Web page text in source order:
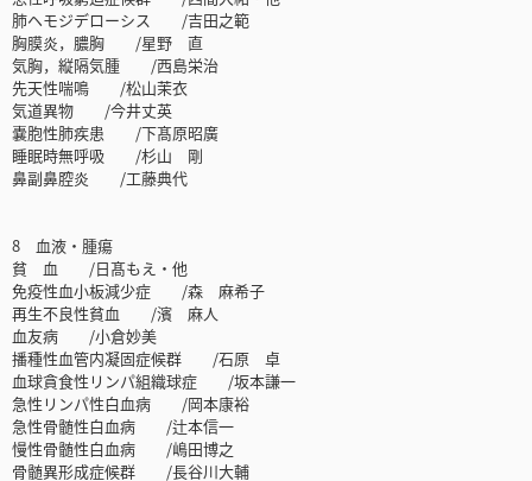
肺ヘモジデローシス /吉田之範
胸膜炎，膿胸 /星野 直
気胸，縦隔気腫 /西島栄治
先天性喘鳴 /松山茉衣
気道異物 /今井丈英
嚢胞性肺疾患 /下髙原昭廣
睡眠時無呼吸 /杉山 剛
鼻副鼻腔炎 /工藤典代
8 血液・腫瘍
貧 血 /日髙もえ・他
免疫性血小板減少症 /森 麻希子
再生不良性貧血 /濱 麻人
血友病 /小倉妙美
播種性血管内凝固症候群 /石原 卓
血球貪食性リンパ組織球症 /坂本謙一
急性リンパ性白血病 /岡本康裕
急性骨髄性白血病 /辻本信一
慢性骨髄性白血病 /嶋田博之
骨髄異形成症候群 /長谷川大輔